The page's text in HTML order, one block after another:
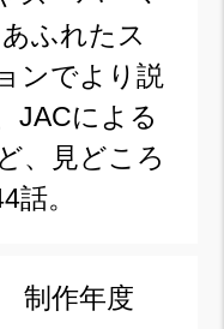
ふれたス
ンでより説
JACによる
、見どころ
話。
制作年度